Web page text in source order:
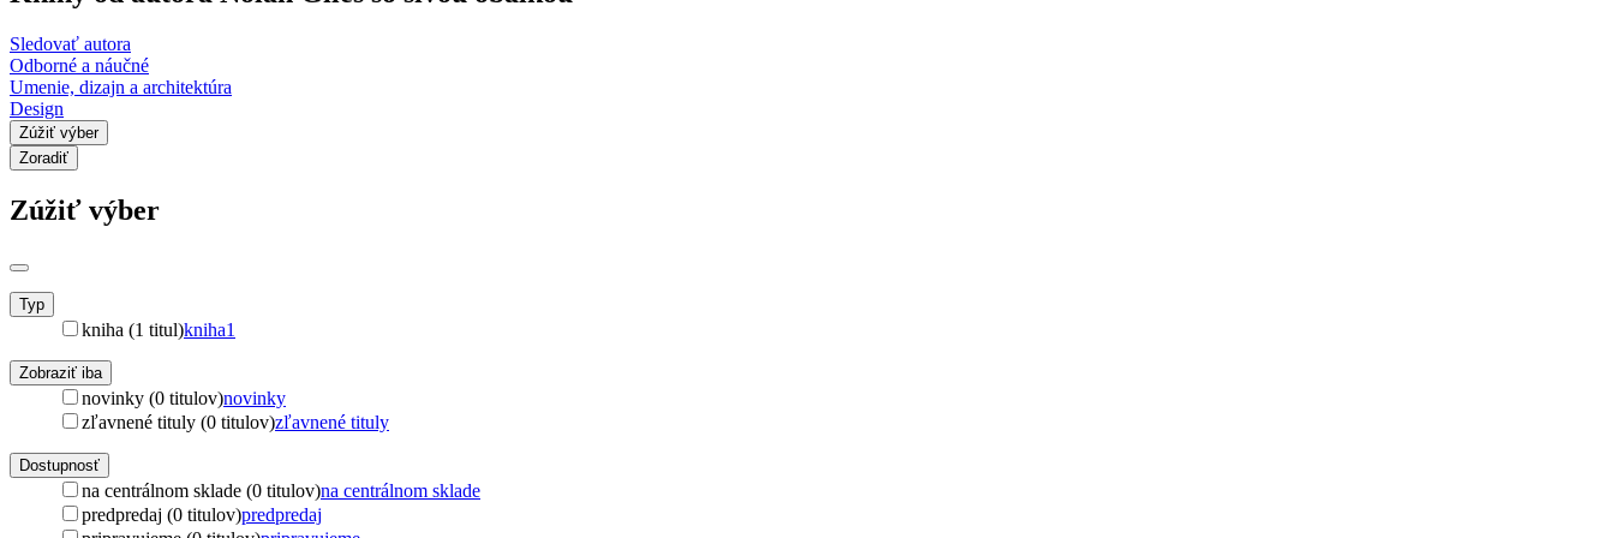
Sledovať autora
Odborné a náučné
Umenie, dizajn a architektúra
Design
Zúžiť výber
Zoradiť
Zúžiť výber
Typ
kniha (1 titul)kniha1
Zobraziť iba
novinky (0 titulov)novinky
zľavnené tituly (0 titulov)zľavnené tituly
Dostupnosť
na centrálnom sklade (0 titulov)na centrálnom sklade
predpredaj (0 titulov)predpredaj